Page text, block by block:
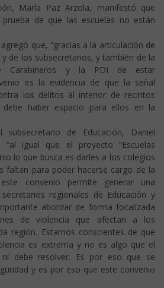
María Paz Arzola, manifestó que
de que las escuelas no están
que, “gracias a la articulación de
de los subsecretarios, y también de la
Carabineros y la PDI de estar
es la evidencia de que la señal
los delitos al interior de recintos
haber espacio para ellos en la
de Educación, Daniel
“al igual que el proyecto “Escuelas
lo que busca es darles a los colegios
faltan para poder hacerse cargo de la
convenio permite generar una
regionales de Educación y
abordar de forma focalizada
de violencia que afectan a los
región. Estamos conscientes de que
es extrema y no es algo que el
ni debe resolver. Es por eso que se
y es por eso que este convenio